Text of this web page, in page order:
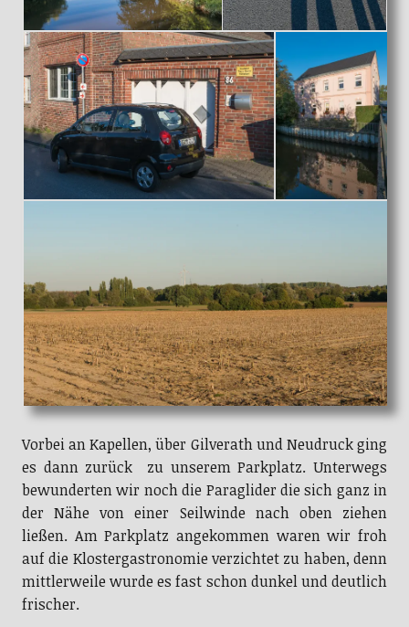
Vorbei an Kapellen, über Gilverath und Neudruck ging
es dann zurück zu unserem Parkplatz. Unterwegs
bewunderten wir noch die Paraglider die sich ganz in
der Nähe von einer Seilwinde nach oben ziehen
ließen. Am Parkplatz angekommen waren wir froh
auf die Klostergastronomie verzichtet zu haben, denn
mittlerweile wurde es fast schon dunkel und deutlich
frischer.